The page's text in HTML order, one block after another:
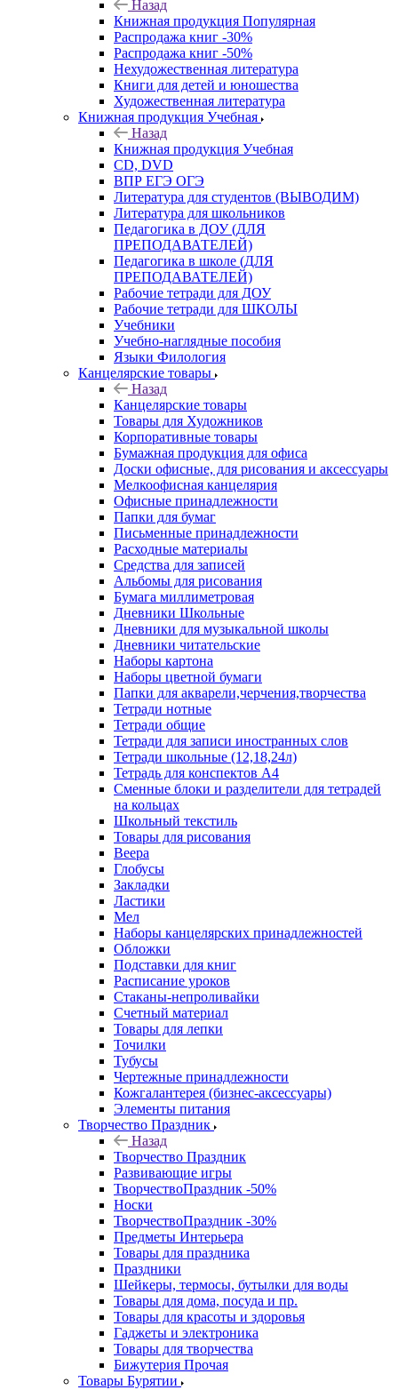
Назад
Книжная продукция Популярная
Распродажа книг -30%
Распродажа книг -50%
Нехудожественная литература
Книги для детей и юношества
Художественная литература
Книжная продукция Учебная
Назад
Книжная продукция Учебная
CD, DVD
ВПР ЕГЭ ОГЭ
Литература для студентов (ВЫВОДИМ)
Литература для школьников
Педагогика в ДОУ (ДЛЯ
ПРЕПОДАВАТЕЛЕЙ)
Педагогика в школе (ДЛЯ
ПРЕПОДАВАТЕЛЕЙ)
Рабочие тетради для ДОУ
Рабочие тетради для ШКОЛЫ
Учебники
Учебно-наглядные пособия
Языки Филология
Канцелярские товары
Назад
Канцелярские товары
Товары для Художников
Корпоративные товары
Бумажная продукция для офиса
Доски офисные, для рисования и аксессуары
Мелкоофисная канцелярия
Офисные принадлежности
Папки для бумаг
Письменные принадлежности
Расходные материалы
Средства для записей
Альбомы для рисования
Бумага миллиметровая
Дневники Школьные
Дневники для музыкальной школы
Дневники читательские
Наборы картона
Наборы цветной бумаги
Папки для акварели,черчения,творчества
Тетради нотные
Тетради общие
Тетради для записи иностранных слов
Тетради школьные (12,18,24л)
Тетрадь для конспектов А4
Сменные блоки и разделители для тетрадей
на кольцах
Школьный текстиль
Товары для рисования
Веера
Глобусы
Закладки
Ластики
Мел
Наборы канцелярских принадлежностей
Обложки
Подставки для книг
Расписание уроков
Стаканы-непроливайки
Счетный материал
Товары для лепки
Точилки
Тубусы
Чертежные принадлежности
Кожгалантерея (бизнес-аксессуары)
Элементы питания
Творчество Праздник
Назад
Творчество Праздник
Развивающие игры
ТворчествоПраздник -50%
Носки
ТворчествоПраздник -30%
Предметы Интерьера
Товары для праздника
Праздники
Шейкеры, термосы, бутылки для воды
Товары для дома, посуда и пр.
Товары для красоты и здоровья
Гаджеты и электроника
Товары для творчества
Бижутерия Прочая
Товары Бурятии